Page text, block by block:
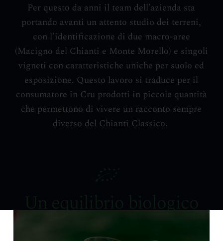
Per questo da anni il team dell’azienda sta
portando avanti un attento studio dei terreni,
con l’identificazione di due macro-aree
(Macigno del Chianti e Monte Morello) e singoli
vigneti con caratteristiche uniche per suolo ed
esposizione. Questo lavoro si traduce per il
consumatore in Cru prodotti in piccole quantità
che permettono di vivere un racconto sempre
diverso del Chianti Classico.
Un equilibrio biologico